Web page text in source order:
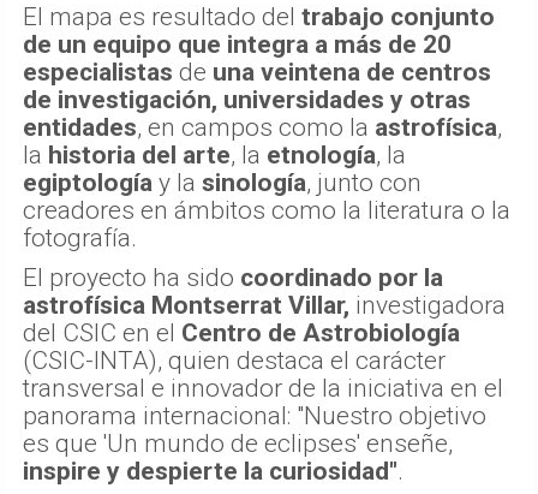
El mapa es resultado del trabajo conjunto
de un equipo que integra a más de 20
especialistas de una veintena de centros
de investigación, universidades y otras
entidades, en campos como la astrofísica,
la historia del arte, la etnología, la
egiptología y la sinología, junto con
creadores en ámbitos como la literatura o la
fotografía.
El proyecto ha sido coordinado por la
astrofísica Montserrat Villar, investigadora
del CSIC en el Centro de Astrobiología
(CSIC-INTA), quien destaca el carácter
transversal e innovador de la iniciativa en el
panorama internacional: "Nuestro objetivo
es que 'Un mundo de eclipses' enseñe,
inspire y despierte la curiosidad".